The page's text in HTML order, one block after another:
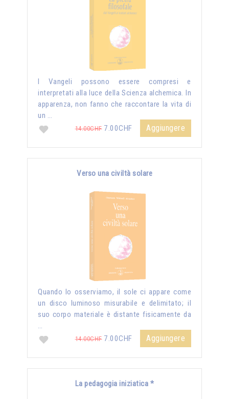
I Vangeli possono essere compresi e
interpretati alla luce della Scienza alchemica. In
apparenza, non fanno che raccontare la vita di
un …
14.00CHF7.00CHF Aggiungere
Verso una civiltà solare
Quando lo osserviamo, il sole ci appare come
un disco luminoso misurabile e delimitato; il
suo corpo materiale è distante fisicamente da
…
14.00CHF7.00CHF Aggiungere
La pedagogia iniziatica *